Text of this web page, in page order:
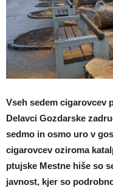
Vseh sedem cigarovcev
Delavci Gozdarske
sedmo in osmo uro v
cigarovcev oziroma
ptujske Mestne hiše so
javnost, kjer so